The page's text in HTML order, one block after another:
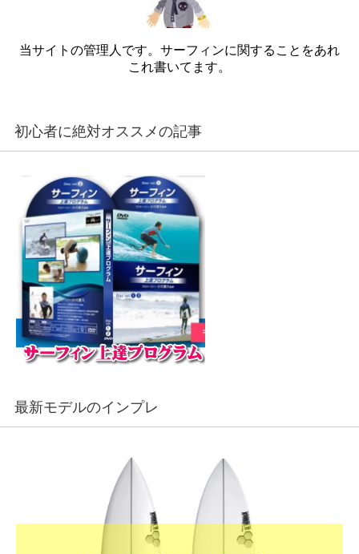
当サイトの管理人です。サーフィンに関することをあれ
これ書いてます。
初心者に絶対オススメの記事
最新モデルのインプレ